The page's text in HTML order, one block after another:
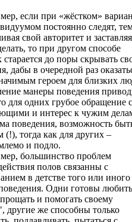
если при «жёстком»
постоянно следят,
свой авторитет и заставляя
то при другом способе
старается до поры скрывать
дабы в очередной раз
героем для близких
манеры поведения
для одних грубое обращение с
и интерес к чужим
поведения, возможность
(!), тогда как для других –
и подло.
большинство проблем
полов связанны с
в детстве того или иного
Одни готовы
прощать и помогать своему
другие же способны только